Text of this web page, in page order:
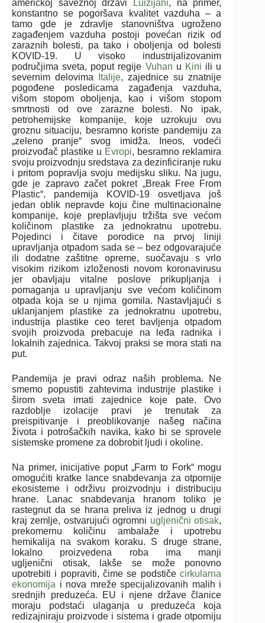
američkoj saveznoj državi Luizijani, na primer,
konstantno se pogoršava kvalitet vazduha – a
tamo gde je zdravlje stanovništva ugroženo
zagađenjem vazduha postoji povećan rizik od
zaraznih bolesti, pa tako i oboljenja od bolesti
KOVID-19. U visoko industrijalizovanim
područjima sveta, poput regije Vuhan u Kini ili u
severnim delovima
Italije, zajednice su znatnije
pogođene posledicama zagađenja vazduha,
višom stopom oboljenja, kao i višom stopom
smrtnosti od ove zarazne bolesti. No ipak,
petrohemijske kompanije, koje uzrokuju ovu
groznu situaciju, besramno koriste pandemiju za
„zeleno pranje“ svog imidža. Ineos, vodeći
proizvođač plastike u Evropi, besramno reklamira
svoju proizvodnju sredstava za dezinficiranje ruku
i pritom popravlja svoju medijsku sliku. Na jugu,
gde je zapravo začet pokret „Break Free From
Plastic“, pandemija KOVID-19 osvetljava još
jedan oblik nepravde koju čine multinacionalne
kompanije, koje preplavljuju tržišta sve većom
količinom plastike za jednokratnu upotrebu.
Pojedinci i čitave porodice na prvoj liniji
upravljanja otpadom sada se – bez odgovarajuće
ili dodatne zaštitne opreme, suočavaju s vrlo
visokim rizikom izloženosti novom koronavirusu
jer obavljaju vitalne poslove prikupljanja i
pomaganja u upravljanju sve većom količinom
otpada koja se u njima gomila. Nastavljajući s
uklanjanjem plastike za jednokratnu upotrebu,
industrija plastike ceo teret bavljenja otpadom
svojih proizvoda prebacuje na leđa radnika i
lokalnih zajednica. Takvoj praksi se mora stati na
put.
Pandemija je pravi odraz naših problema. Ne
smemo popustiti zahtevima industrije plastike i
širom sveta imati zajednice koje pate. Ovo
razdoblje izolacije pravi je trenutak za
preispitivanje i preoblikovanje našeg načina
života i potrošačkih navika, kako bi se sprovele
sistemske promene za dobrobit ljudi i okoline.
Na primer, inicijative poput „Farm to Fork“ mogu
omogućiti kratke lance snabdevanja za otpornije
ekosisteme i održivu proizvodnju i distribuciju
hrane. Lanac snabdevanja hranom toliko je
rastegnut da se hrana preliva iz jednog u drugi
kraj zemlje, ostvarujući ogromni ugljenični otisak,
prekomernu količinu ambalaže i upotrebu
hemikalija na svakom koraku. S druge strane,
lokalno proizvedena roba ima manji
ugljenični otisak, lakše se može ponovno
upotrebiti i popraviti, čime se podstičecirkularna
ekonomija i nova mreže specijalizovanih malih i
srednjih preduzeća. EU i njene države članice
moraju podstaći ulaganja u preduzeća koja
redizajniraju proizvode i sistema i grade otporniju